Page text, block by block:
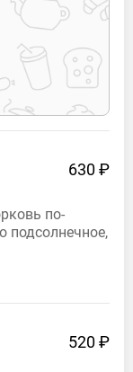
630 ₽
по-
подсолнечное,
520 ₽